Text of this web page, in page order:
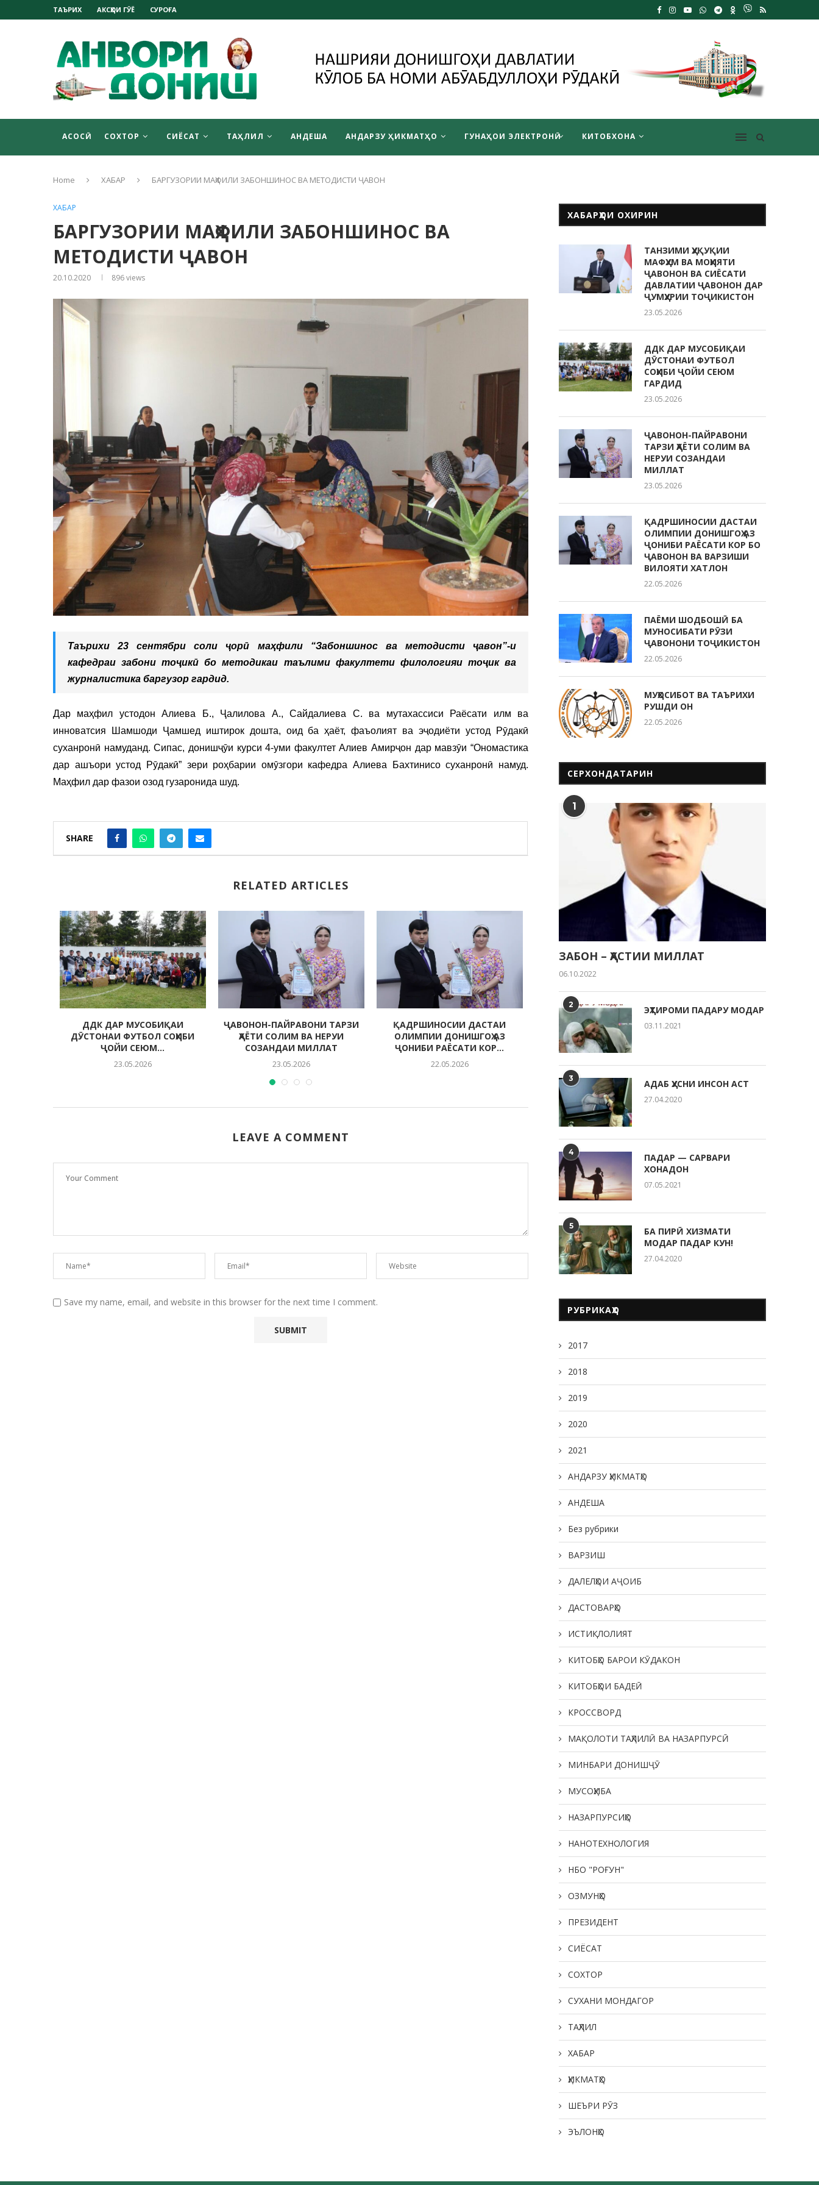
ТАЪРИХ АКСҲОИ ГӮЁ СУРОҒА
АСОСӢ СОХТОР СИЁСАТ ТАҲЛИЛ АНДЕША АНДАРЗУ ҲИКМАТҲО ГУНАҲОИ ЭЛЕКТРОНӢ КИТОБХОНА
Home ХАБАР БАРГУЗОРИИ МАҲФИЛИ ЗАБОНШИНОС ВА МЕТОДИСТИ ҶАВОН
ХАБАР
БАРГУЗОРИИ МАҲФИЛИ ЗАБОНШИНОС ВА
МЕТОДИСТИ ҶАВОН
20.10.2020 896views
Таърихи 23 сентябри соли ҷорӣ маҳфили “Забоншинос ва методисти ҷавон”-и
кафедраи забони тоҷикӣ бо методикаи таълими факултети филологияи тоҷик ва
журналистика баргузор гардид.
Дар маҳфил устодон Алиева Б., Ҷалилова А., Сайдалиева С. ва мутахассиси Раёсати илм ва
инноватсия Шамшоди Ҷамшед иштирок дошта, оид ба ҳаёт, фаъолият ва эҷодиёти устод Рӯдакӣ
суханронӣ намуданд. Сипас, донишҷӯи курси 4-уми факултет Алиев Амирҷон дар мавзӯи “Ономастика
дар ашъори устод Рӯдакӣ” зери роҳбарии омӯзгори кафедра Алиева Бахтинисо суханронӣ намуд.
Маҳфил дар фазои озод гузаронида шуд.
SHARE
RELATED ARTICLES
ДДК ДАР МУСОБИҚАИ
ДӮСТОНАИ ФУТБОЛ СОҲИБИ
ҶОЙИ СЕЮМ...
23.05.2026
ҶАВОНОН-ПАЙРАВОНИ ТАРЗИ
ҲАЁТИ СОЛИМ ВА НЕРУИ
СОЗАНДАИ МИЛЛАТ
23.05.2026
ҚАДРШИНОСИИ ДАСТАИ
ОЛИМПИИ ДОНИШГОҲ АЗ
ҶОНИБИ РАЁСАТИ КОР...
22.05.2026
ҶАВОНОН — НЕРУИ ЭҲЁГАР ВА
ТАКЯГОҲИ МИЛЛАТ
22.05.2026
LEAVE A COMMENT
Save my name, email, and website in this browser for the next time I comment.
ХАБАРҲОИ ОХИРИН
ТАНЗИМИ ҲУҚУҚИИ
МАФҲУМ ВА МОҲИЯТИ
ҶАВОНОН ВА СИЁСАТИ
ДАВЛАТИИ ҶАВОНОН ДАР
ҶУМҲУРИИ ТОҶИКИСТОН
23.05.2026
ДДК ДАР МУСОБИҚАИ
ДӮСТОНАИ ФУТБОЛ
СОҲИБИ ҶОЙИ СЕЮМ
ГАРДИД
23.05.2026
ҶАВОНОН-ПАЙРАВОНИ
ТАРЗИ ҲАЁТИ СОЛИМ ВА
НЕРУИ СОЗАНДАИ
МИЛЛАТ
23.05.2026
ҚАДРШИНОСИИ ДАСТАИ
ОЛИМПИИ ДОНИШГОҲ АЗ
ҶОНИБИ РАЁСАТИ КОР БО
ҶАВОНОН ВА ВАРЗИШИ
ВИЛОЯТИ ХАТЛОН
22.05.2026
ПАЁМИ ШОДБОШӢ БА
МУНОСИБАТИ РӮЗИ
ҶАВОНОНИ ТОҶИКИСТОН
22.05.2026
МУҲОСИБОТ ВА ТАЪРИХИ
РУШДИ ОН
22.05.2026
СЕРХОНДАТАРИН
1
ЗАБОН – ҲАСТИИ МИЛЛАТ
06.10.2022
2 ЭҲТИРОМИ ПАДАРУ МОДАР
03.11.2021
3 АДАБ ҲУСНИ ИНСОН АСТ
27.04.2020
4
ПАДАР — САРВАРИ
ХОНАДОН
07.05.2021
5
БА ПИРӢ ХИЗМАТИ
МОДАР ПАДАР КУН!
27.04.2020
РУБРИКАҲО
2017
2018
2019
2020
2021
АНДАРЗУ ҲИКМАТҲО
АНДЕША
Без рубрики
ВАРЗИШ
ДАЛЕЛҲОИ АҶОИБ
ДАСТОВАРҲО
ИСТИҚЛОЛИЯТ
КИТОБҲО БАРОИ КӮДАКОН
КИТОБҲОИ БАДЕӢ
КРОССВОРД
МАҚОЛОТИ ТАҲЛИЛӢ ВА НАЗАРПУРСӢ
МИНБАРИ ДОНИШҶӮ
МУСОҲИБА
НАЗАРПУРСИҲО
НАНОТЕХНОЛОГИЯ
НБО "РОҒУН"
ОЗМУНҲО
ПРЕЗИДЕНТ
СИЁСАТ
СОХТОР
СУХАНИ МОНДАГОР
ТАҲЛИЛ
ХАБАР
ҲИКМАТҲО
ШЕЪРИ РӮЗ
ЭЪЛОНҲО